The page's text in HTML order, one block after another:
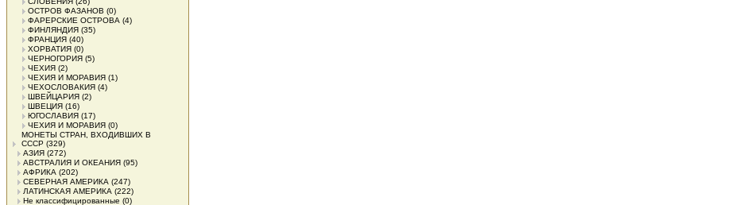
ОСТРОВ ФАЗАНОВ (0)
ФАРЕРСКИЕ ОСТРОВА (4)
ФИНЛЯНДИЯ (35)
ФРАНЦИЯ (40)
ХОРВАТИЯ (0)
ЧЕРНОГОРИЯ (5)
ЧЕХИЯ (2)
ЧЕХИЯ И МОРАВИЯ (1)
ЧЕХОСЛОВАКИЯ (4)
ШВЕЙЦАРИЯ (2)
ШВЕЦИЯ (16)
ЮГОСЛАВИЯ (17)
ЧЕХИЯ И МОРАВИЯ (0)
МОНЕТЫ СТРАН, ВХОДИВШИХ В
СССР (329)
АЗИЯ (272)
АВСТРАЛИЯ И ОКЕАНИЯ (95)
АФРИКА (202)
СЕВЕРНАЯ АМЕРИКА (247)
ЛАТИНСКАЯ АМЕРИКА (222)
Не классифицированные (0)